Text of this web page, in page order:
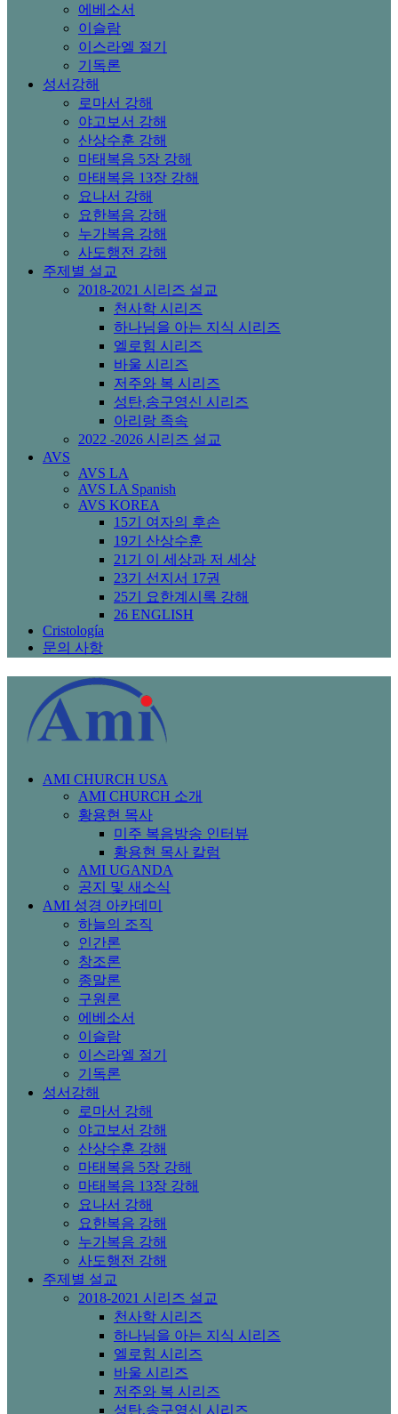
에베소서
이슬람
이스라엘 절기
기독론
성서강해
로마서 강해
야고보서 강해
산상수훈 강해
마태복음 5장 강해
마태복음 13장 강해
요나서 강해
요한복음 강해
누가복음 강해
사도행전 강해
주제별 설교
2018-2021 시리즈 설교
천사학 시리즈
하나님을 아는 지식 시리즈
엘로힘 시리즈
바울 시리즈
저주와 복 시리즈
성탄,송구영신 시리즈
아리랑 족속
2022 -2026 시리즈 설교
AVS
AVS LA
AVS LA Spanish
AVS KOREA
15기 여자의 후손
19기 산상수훈
21기 이 세상과 저 세상
23기 선지서 17권
25기 요한계시록 강해
26 ENGLISH
Cristología
문의 사항
AMI CHURCH USA
AMI CHURCH 소개
황용현 목사
미주 복음방송 인터뷰
황용현 목사 칼럼
AMI UGANDA
공지 및 새소식
AMI 성경 아카데미
하늘의 조직
인간론
창조론
종말론
구원론
에베소서
이슬람
이스라엘 절기
기독론
성서강해
로마서 강해
야고보서 강해
산상수훈 강해
마태복음 5장 강해
마태복음 13장 강해
요나서 강해
요한복음 강해
누가복음 강해
사도행전 강해
주제별 설교
2018-2021 시리즈 설교
천사학 시리즈
하나님을 아는 지식 시리즈
엘로힘 시리즈
바울 시리즈
저주와 복 시리즈
성탄,송구영신 시리즈